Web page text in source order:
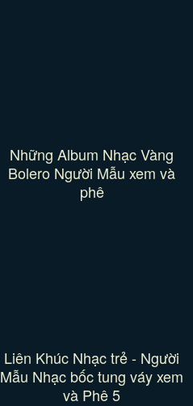
Những Album Nhạc Vàng
Bolero Người Mẫu xem và
phê
Liên Khúc Nhạc trẻ - Người
Mẫu Nhạc bốc tung váy xem
và Phê 5